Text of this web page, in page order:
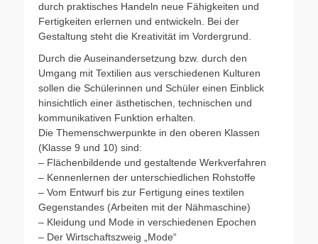
durch praktisches Handeln neue Fähigkeiten und
Fertigkeiten erlernen und entwickeln. Bei der
Gestaltung steht die Kreativität im Vordergrund.
Durch die Auseinandersetzung bzw. durch den
Umgang mit Textilien aus verschiedenen Kulturen
sollen die Schülerinnen und Schüler einen Einblick
hinsichtlich einer ästhetischen, technischen und
kommunikativen Funktion erhalten.
Die Themenschwerpunkte in den oberen Klassen
(Klasse 9 und 10) sind:
– Flächenbildende und gestaltende Werkverfahren
– Kennenlernen der unterschiedlichen Rohstoffe
– Vom Entwurf bis zur Fertigung eines textilen
Gegenstandes (Arbeiten mit der Nähmaschine)
– Kleidung und Mode in verschiedenen Epochen
– Der Wirtschaftszweig „Mode“